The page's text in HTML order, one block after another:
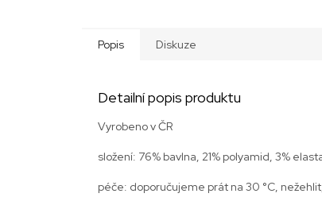
Popis Diskuze
Detailní popis produktu
Vyrobeno v ČR
složení: 76% bavlna, 21% polyamid, 3%
péče: doporučujeme prát na 30 °C,